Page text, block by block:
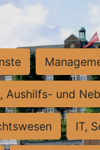
Aushilfs- und
IT,